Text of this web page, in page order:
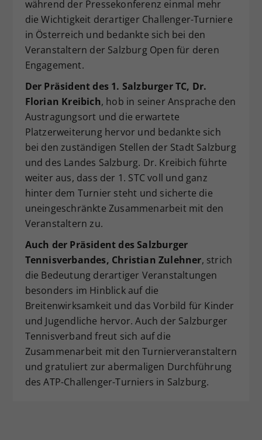
während der Pressekonferenz einmal mehr
die Wichtigkeit derartiger Challenger-Turniere
in Österreich und bedankte sich bei den
Veranstaltern der Salzburg Open für deren
Engagement.
Der Präsident des 1. Salzburger TC, Dr.
Florian Kreibich, hob in seiner Ansprache den
Austragungsort und die erwartete
Platzerweiterung hervor und bedankte sich
bei den zuständigen Stellen der Stadt Salzburg
und des Landes Salzburg. Dr. Kreibich führte
weiter aus, dass der 1. STC voll und ganz
hinter dem Turnier steht und sicherte die
uneingeschränkte Zusammenarbeit mit den
Veranstaltern zu.
Auch der Präsident des Salzburger
Tennisverbandes, Christian Zulehner, strich
die Bedeutung derartiger Veranstaltungen
besonders im Hinblick auf die
Breitenwirksamkeit und das Vorbild für Kinder
und Jugendliche hervor. Auch der Salzburger
Tennisverband freut sich auf die
Zusammenarbeit mit den Turnierveranstaltern
und gratuliert zur abermaligen Durchführung
des ATP-Challenger-Turniers in Salzburg.